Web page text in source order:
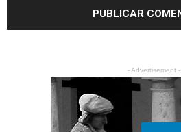
- Advertisement -